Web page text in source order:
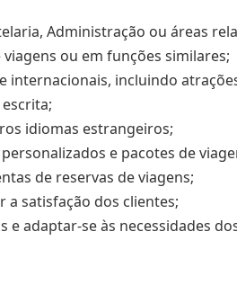
Administração ou áreas
ou em funções similares;
incluindo
idiomas estrangeiros;
e pacotes de
de reservas de viagens;
a satisfação dos clientes;
adaptar-se às necessidades